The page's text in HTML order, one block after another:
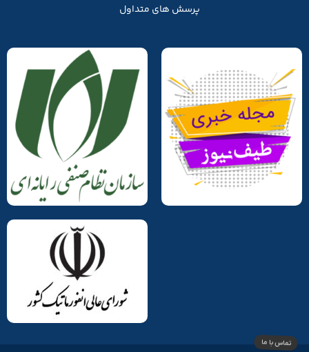
پرسش های متداول